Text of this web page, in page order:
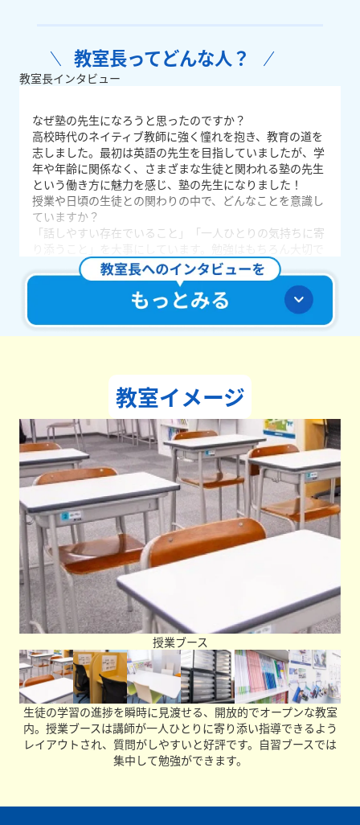
教室長ってどんな人？
教室長インタビュー
なぜ塾の先生になろうと思ったのですか？
高校時代のネイティブ教師に強く憧れを抱き、教育の道を
志しました。最初は英語の先生を目指していましたが、学
年や年齢に関係なく、さまざまな生徒と関われる塾の先生
という働き方に魅力を感じ、塾の先生になりました！
授業や日頃の生徒との関わりの中で、どんなことを意識し
ていますか？
「話しやすい存在でいること」「一人ひとりの気持ちに寄
すが、それ以上に生徒が心を開いてくれる関係性があって
こそ、前向きな学びにつながると考えています。今では生
徒のちょっとした変化にもすぐに気づけます！
どんな教室づくりを目指していますか？
生徒が安心して通えるように、また安心して質問や相談が
も耳を傾けることで、生徒との信頼関係が築きやすくな
り、その結果として学習にも前向きに取り組んでもらえる
と感じています。一人ひとりの個性を大切にしながら、生
徒が「ここに来てよかった」と思えるような教室を目指し
ています。
学生たちへメッセージをお願いします。
勉強は時に大変で、うまくいかないこともたくさんあると
思います。でも、どんな時でも「できるようになりたい」
という気持ちがあれば、少しずつでも必ず前に進むことが
できます。一人で悩まず、わからないときやつまずいたと
きこそ、私たちを頼ってください。安心して挑戦できる場
所の準備は、いつでもできています。一緒に悩んで、一緒
に乗り越えて、一歩一歩前に進んでいきましょう。あなた
の頑張りを、全力で応援していきます！
教室イメージ
授業ブース
生徒の学習の進捗を瞬時に見渡せる、開放的でオープンな教室
内。授業ブースは講師が一人ひとりに寄り添い指導できるよう
レイアウトされ、質問がしやすいと好評です。自習ブースでは
集中して勉強ができます。